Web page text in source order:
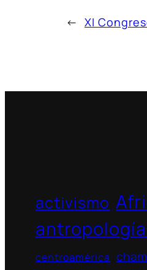
← XI
activismo
centroamérica